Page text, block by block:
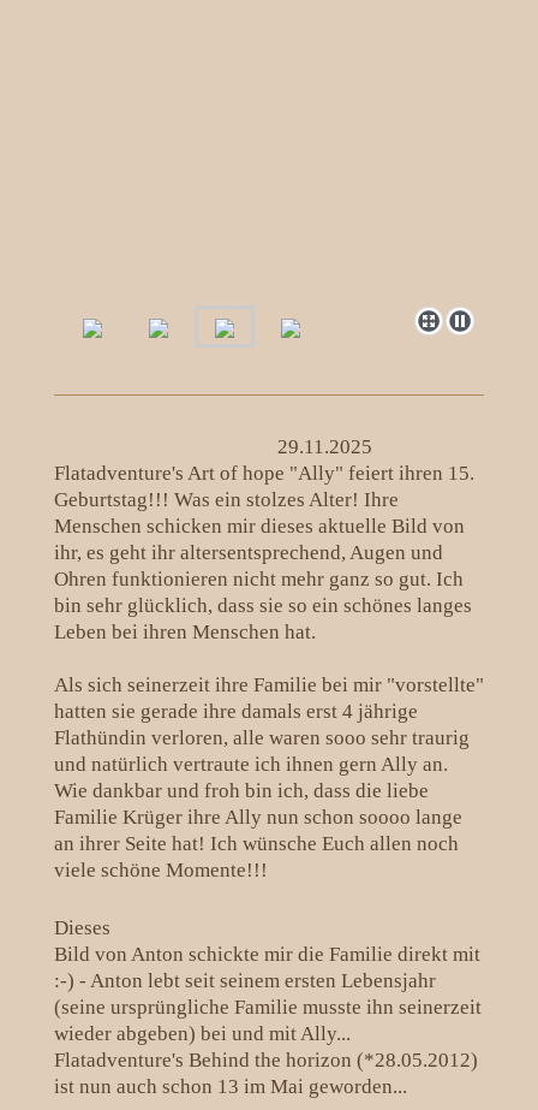
29.11.2025
Flatadventure's Art of hope "Ally" feiert ihren 15.
Geburtstag!!! Was ein stolzes Alter! Ihre
Menschen schicken mir dieses aktuelle Bild von
ihr, es geht ihr altersentsprechend, Augen und
Ohren funktionieren nicht mehr ganz so gut. Ich
bin sehr glücklich, dass sie so ein schönes langes
Leben bei ihren Menschen hat.
Als sich seinerzeit ihre Familie bei mir "vorstellte"
hatten sie gerade ihre damals erst 4 jährige
Flathündin verloren, alle waren sooo sehr traurig
und natürlich vertraute ich ihnen gern Ally an.
Wie dankbar und froh bin ich, dass die liebe
Familie Krüger ihre Ally nun schon soooo lange
an ihrer Seite hat! Ich wünsche Euch allen noch
viele schöne Momente!!!
Dieses
Bild von Anton schickte mir die Familie direkt mit
:-) - Anton lebt seit seinem ersten Lebensjahr
(seine ursprüngliche Familie musste ihn seinerzeit
wieder abgeben) bei und mit Ally...
Flatadventure's Behind the horizon (*28.05.2012)
ist nun auch schon 13 im Mai geworden...